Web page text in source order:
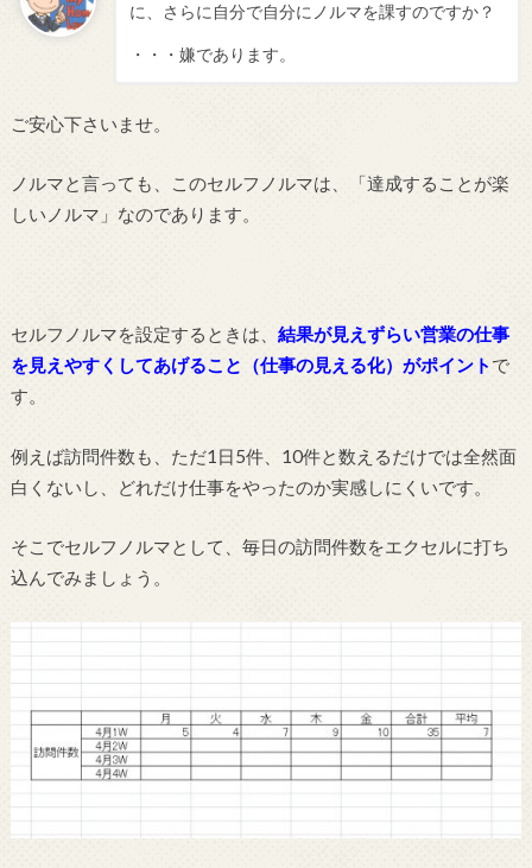
に、さらに自分で自分にノルマを課すのですか？
・・・嫌であります。
ご安心下さいませ。
ノルマと言っても、このセルフノルマは、「達成することが楽
しいノルマ」なのであります。
セルフノルマを設定するときは、 結果が見えずらい営業の仕事
を見えやすくしてあげること（仕事の見える化）がポイント で
す。
例えば訪問件数も、ただ1日5件、10件と数えるだけでは全然面
白くないし、どれだけ仕事をやったのか実感しにくいです。
そこでセルフノルマとして、毎日の訪問件数をエクセルに打ち
込んでみましょう。